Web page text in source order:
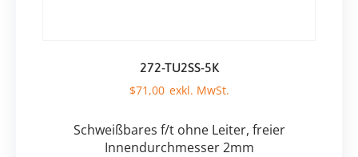
272-TU2SS-5K
$71,00
Schweißbares f/t ohne Leiter, freier
Innendurchmesser 2mm